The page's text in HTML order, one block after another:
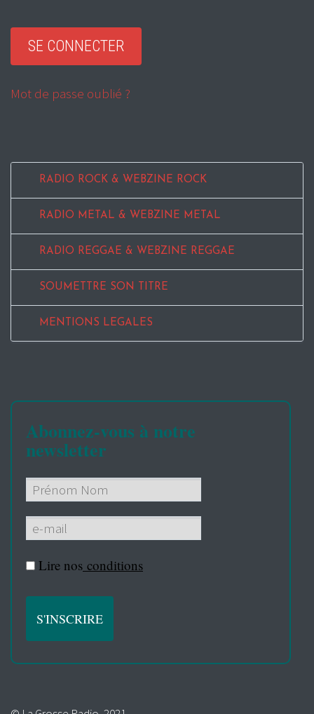
Mot de passe oublié ?
RADIO ROCK & WEBZINE ROCK
RADIO METAL & WEBZINE METAL
RADIO REGGAE & WEBZINE REGGAE
SOUMETTRE SON TITRE
MENTIONS LEGALES
Abonnez-vous à notre
newsletter
Lire nos conditions